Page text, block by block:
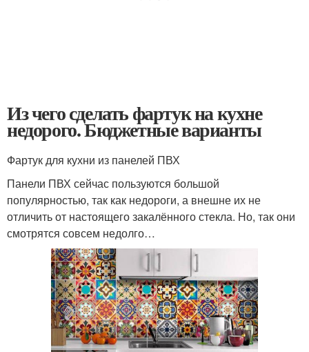
Из чего сделать фартук на кухне
недорого. Бюджетные варианты
Фартук для кухни из панелей ПВХ
Панели ПВХ сейчас пользуются большой
популярностью, так как недороги, а внешне их не
отличить от настоящего закалённого стекла. Но, так они
смотрятся совсем недолго…